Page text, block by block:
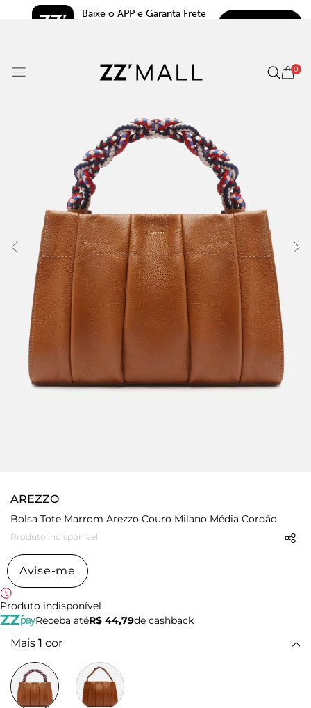
Baixe o APP e Garanta Frete
0
AREZZO
Bolsa Tote Marrom Arezzo Couro Milano Média Cordão
Produto indisponível
Avise-me
Produto indisponível
Receba atéR$ 44,79de cashback
Mais 1 cor